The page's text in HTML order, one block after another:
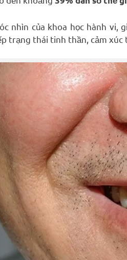
nhìn của khoa học hành vi,
trạng thái tinh thần, cảm xúc